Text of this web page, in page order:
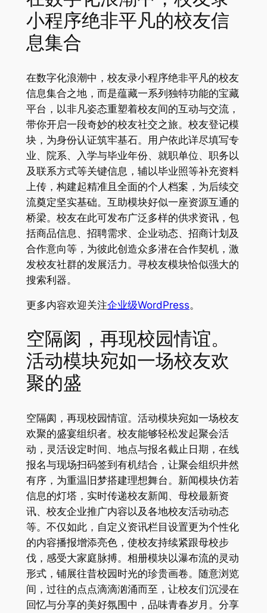
小程序绝非平凡的校友信
息集合
在数字化浪潮中，校友录小程序绝非平凡的校友
信息集合之地，而是蕴藏一系列独特功能的宝藏
平台，以非凡姿态重塑着校友间的互动与交流，
带你开启一段奇妙的校友社交之旅。校友登记模
块，为身份认证筑牢基石。用户依此详尽填写专
业、院系、入学与毕业年份、就职单位、职务以
及联系方式等关键信息，辅以毕业照等补充资料
上传，构建起精准且全面的个人档案，为后续交
流奠定坚实基础。互助模块好似一座资源互通的
桥梁。校友在此可发布广泛多样的供求资讯，包
括商品信息、招聘需求、企业动态、招商计划及
合作意向等，为彼此创造众多潜在合作契机，激
发校友社群的发展活力。寻校友模块恰似强大的
搜索利器。
更多内容欢迎关注企业级WordPress。
空隔阂，再现校园情谊。
活动模块宛如一场校友欢
聚的盛
空隔阂，再现校园情谊。活动模块宛如一场校友
欢聚的盛宴组织者。校友能够轻松发起聚会活
动，灵活设定时间、地点与报名截止日期，在线
报名与现场扫码签到有机结合，让聚会组织井然
有序，为重温旧梦搭建理想舞台。新闻模块仿若
信息的灯塔，实时传递校友新闻、母校最新资
讯、校友企业推广内容以及各地校友活动动态
等。不仅如此，自定义资讯栏目设置更为个性化
的内容播报增添亮色，使校友持续紧跟母校步
伐，感受大家庭脉搏。相册模块以瀑布流的灵动
形式，铺展往昔校园时光的珍贵画卷。随意浏览
间，过往的点点滴滴汹涌而至，让校友们沉浸在
回忆与分享的美好氛围中，品味青春岁月。分享